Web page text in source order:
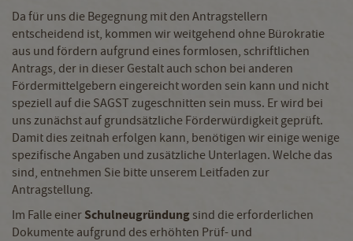
Da für uns die Begegnung mit den Antragstellern
entscheidend ist, kommen wir weitgehend ohne Bürokratie
aus und fördern aufgrund eines formlosen, schriftlichen
Antrags, der in dieser Gestalt auch schon bei anderen
Fördermittelgebern eingereicht worden sein kann und nicht
speziell auf die SAGST zugeschnitten sein muss. Er wird bei
uns zunächst auf grundsätzliche Förderwürdigkeit geprüft.
Damit dies zeitnah erfolgen kann, benötigen wir einige wenige
spezifische Angaben und zusätzliche Unterlagen. Welche das
sind, entnehmen Sie bitte unserem Leitfaden zur
Antragstellung.
Im Falle einer Schulneugründung sind die erforderlichen
Dokumente aufgrund des erhöhten Prüf- und